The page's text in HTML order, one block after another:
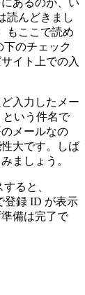
読んどきまし
もここで読め
下のチェック
イト上での入
入力したメー
という件名で
メールなの
大です。しば
ましょう。
ると、
登録 ID が表示
備は完了で